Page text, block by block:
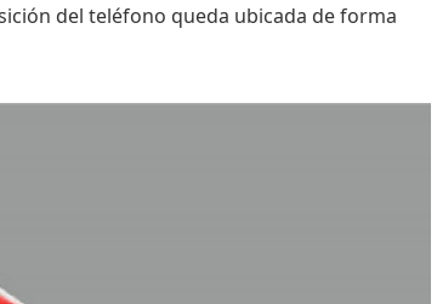
del teléfono queda ubicada de forma